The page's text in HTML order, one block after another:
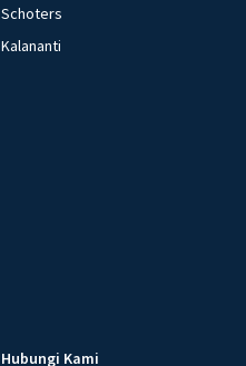
Schoters
Kalananti
Hubungi Kami